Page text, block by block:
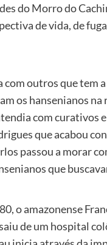
do Morro do
de vida, de
com outros que tem
os hansenianos na
com curativos e
que acabou
passou a morar
que
o amazonense
de um hospital